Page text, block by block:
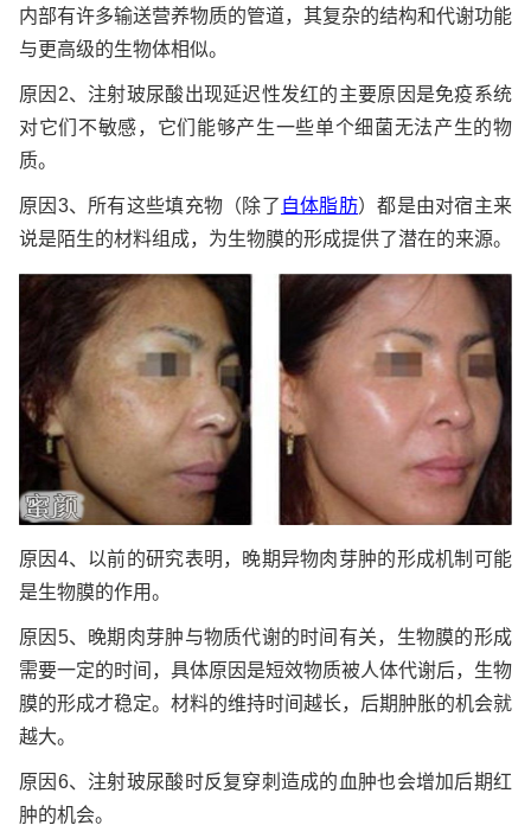
内部有许多输送营养物质的管道，其复杂的结构和代谢功能
与更高级的生物体相似。
原因2、注射玻尿酸出现延迟性发红的主要原因是免疫系统
对它们不敏感，它们能够产生一些单个细菌无法产生的物
质。
原因3、所有这些填充物（除了 自体脂肪）都是由对宿主来
说是陌生的材料组成，为生物膜的形成提供了潜在的来源。
原因4、以前的研究表明，晚期异物肉芽肿的形成机制可能
是生物膜的作用。
原因5、晚期肉芽肿与物质代谢的时间有关，生物膜的形成
需要一定的时间，具体原因是短效物质被人体代谢后，生物
膜的形成才稳定。材料的维持时间越长，后期肿胀的机会就
越大。
原因6、注射玻尿酸时反复穿刺造成的血肿也会增加后期红
肿的机会。